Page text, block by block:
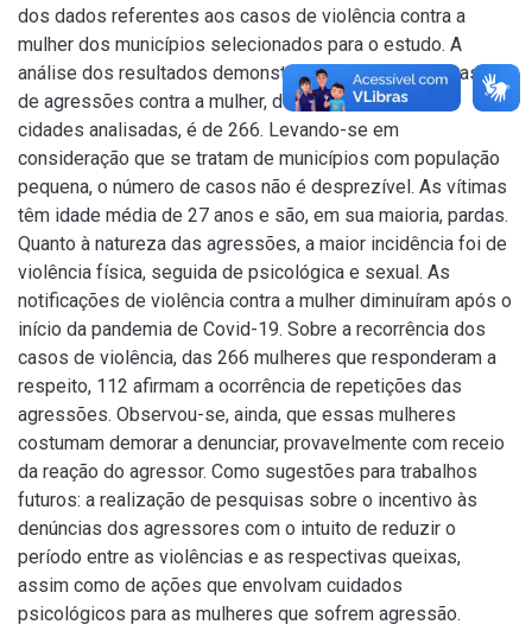
dos dados referentes aos casos de violência contra a
mulher dos municípios selecionados para o estudo. A
análise dos resultados demonstra que o número de casos
de agressões contra a mulher, durante os 3 anos nas
cidades analisadas, é de 266. Levando-se em
consideração que se tratam de municípios com população
pequena, o número de casos não é desprezível. As vítimas
têm idade média de 27 anos e são, em sua maioria, pardas.
Quanto à natureza das agressões, a maior incidência foi de
violência física, seguida de psicológica e sexual. As
notificações de violência contra a mulher diminuíram após o
início da pandemia de Covid-19. Sobre a recorrência dos
casos de violência, das 266 mulheres que responderam a
respeito, 112 afirmam a ocorrência de repetições das
agressões. Observou-se, ainda, que essas mulheres
costumam demorar a denunciar, provavelmente com receio
da reação do agressor. Como sugestões para trabalhos
futuros: a realização de pesquisas sobre o incentivo às
denúncias dos agressores com o intuito de reduzir o
período entre as violências e as respectivas queixas,
assim como de ações que envolvam cuidados
psicológicos para as mulheres que sofrem agressão.